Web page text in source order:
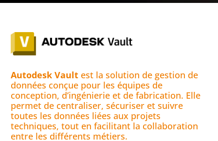
Autodesk Vault est la solution de gestion de
données conçue pour les équipes de
conception, d’ingénierie et de fabrication. Elle
permet de centraliser, sécuriser et suivre
toutes les données liées aux projets
techniques, tout en facilitant la collaboration
entre les différents métiers.